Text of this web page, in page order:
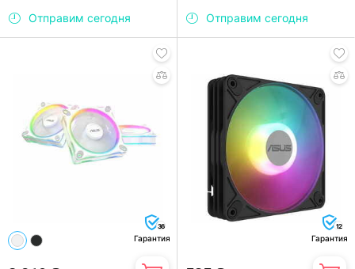
Отправим сегодня Отправим сегодня
36
Гарантия
12
Гарантия